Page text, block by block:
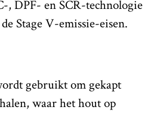
, DPF- en SCR-technologie
Stage V-emissie-eisen.
gebruikt om gekapt
waar het hout op